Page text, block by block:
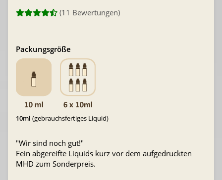
(11 Bewertungen)
Packungsgröße
10ml (gebrauchsfertiges Liquid)
"Wir sind noch gut!"
Fein abgereifte Liquids kurz vor dem aufgedruckten
MHD zum Sonderpreis.